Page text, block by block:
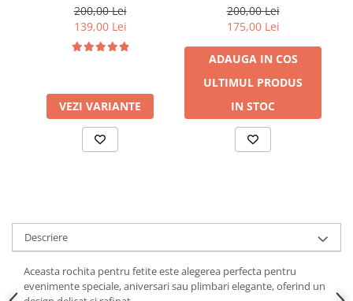
3-24 luni
200,00 Lei
139,00 Lei
VEZI VARIANTE
galbena 80 | 9-12 LUNI
200,00 Lei
175,00 Lei
ADAUGA IN COS
ULTIMUL PRODUS
IN STOC
Descriere
Aceasta rochita pentru fetite este alegerea perfecta pentru
evenimente speciale, aniversari sau plimbari elegante, oferind un